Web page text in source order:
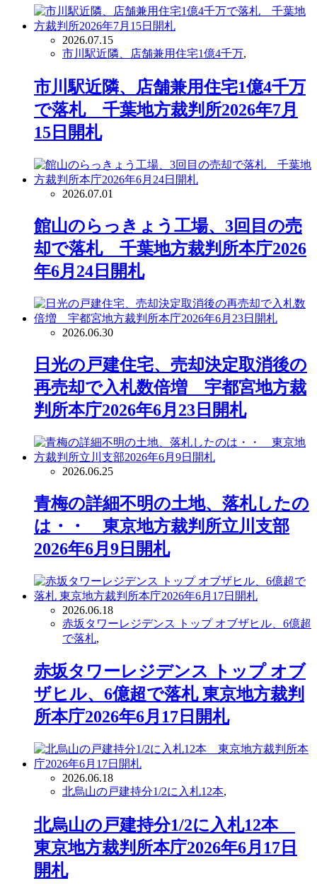
2026.07.15
市川駅近隣、店舗兼用住宅1億4千万,
市川駅近隣、店舗兼用住宅1億4千万
で落札 千葉地方裁判所2026年7月
15日開札
2026.07.01
館山のらっきょう工場、3回目の売
却で落札 千葉地方裁判所本庁2026
年6月24日開札
2026.06.30
日光の戸建住宅、売却決定取消後の
再売却で入札数倍増 宇都宮地方裁
判所本庁2026年6月23日開札
2026.06.25
青梅の詳細不明の土地、落札したの
は・・ 東京地方裁判所立川支部
2026年6月9日開札
2026.06.18
赤坂タワーレジデンス トップ オブザヒル、6億超
で落札,
赤坂タワーレジデンス トップ オブ
ザヒル、6億超で落札 東京地方裁判
所本庁2026年6月17日開札
2026.06.18
北烏山の戸建持分1/2に入札12本,
北烏山の戸建持分1/2に入札12本
東京地方裁判所本庁2026年6月17日
開札